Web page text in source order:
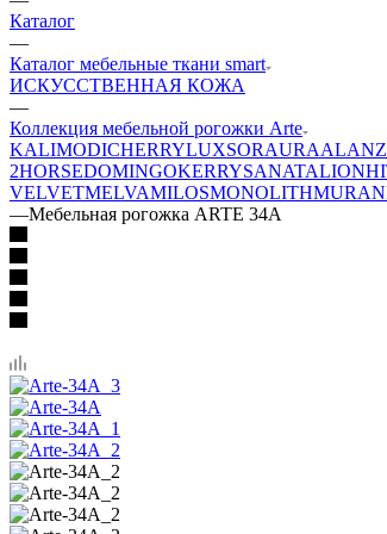
Каталог
—
Каталог мебельные ткани smart
ИСКУССТВЕННАЯ КОЖА
—
Коллекция мебельной рогожки Arte
KALIMODICHERRYLUXSORAURA
2HORSEDOMINGOKERRYSANATALION
VELVETMELVAMILOSMONOLITHMURA
—Мебельная рогожка ARTE 34A